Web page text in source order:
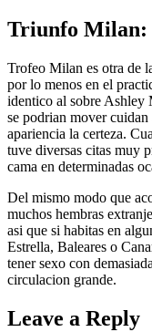
Triunfo Milan:
Trofeo Milan es otra de
por lo menos en el
identico al sobre Ashley
se podri­an mover
apariencia la certeza.
tuve diversas citas muy
cama en determinadas
Del mismo modo que
muchos hembras
asi que si habitas en
Estrella, Baleares o
tener sexo con
circulacion grande.
Leave a Reply